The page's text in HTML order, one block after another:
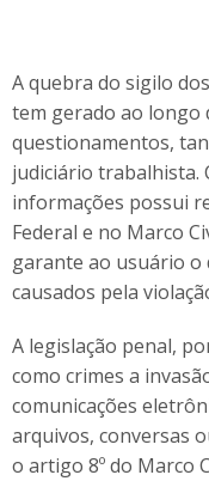
A quebra do sigilo
tem gerado ao longo
questionamentos,
judiciário trabalhista.
informações possui
Federal e no Marco
garante ao usuário o
causados pela
A legislação penal,
como crimes a
comunicações
arquivos, conversas
o artigo 8º do Marco